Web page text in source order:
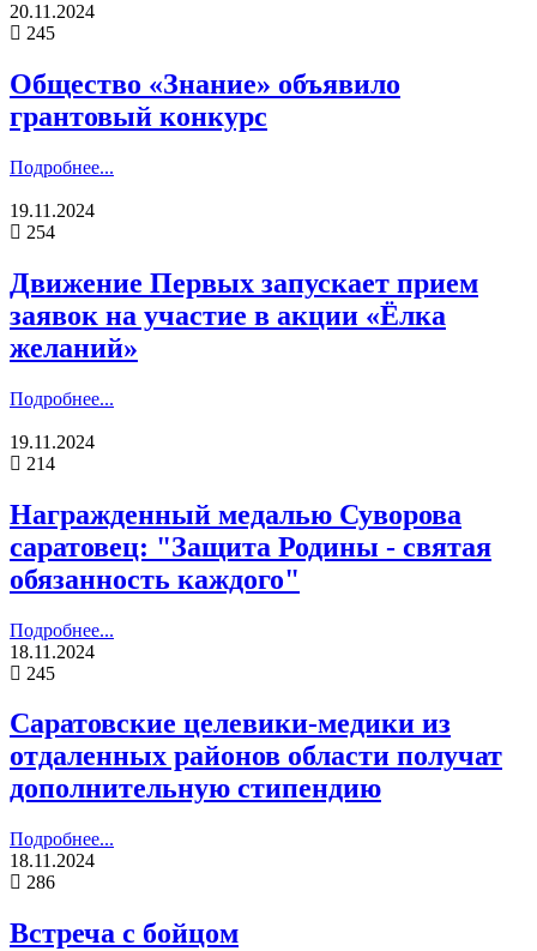
20.11.2024
245
Общество «Знание» объявило
грантовый конкурс
Подробнее...
19.11.2024
254
Движение Первых запускает прием
заявок на участие в акции «Ёлка
желаний»
Подробнее...
19.11.2024
214
Награжденный медалью Суворова
саратовец: "Защита Родины - святая
обязанность каждого"
Подробнее...
18.11.2024
245
Саратовские целевики-медики из
отдаленных районов области получат
дополнительную стипендию
Подробнее...
18.11.2024
286
Встреча с бойцом